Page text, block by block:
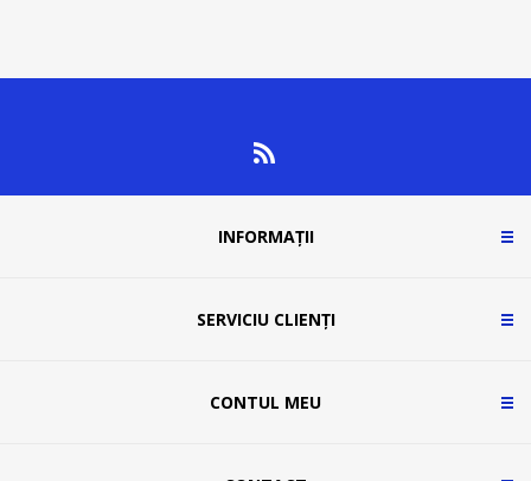
INFORMAȚII
SERVICIU CLIENȚI
CONTUL MEU